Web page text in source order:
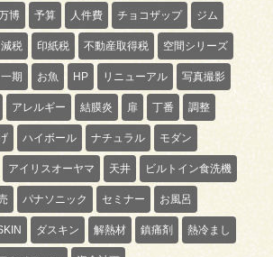
博 予算 人件費 チョコザップ ジム
減税 印紙税 不動産取得税 空間シリーズ
一期 お魚 HP リニューアル 写真撮影
アレルギー 結膜炎 扉 丁番 調整
ハイボール ナチュラル モダン
アイリスオーヤマ 天井 ビルトイン食洗機
パナソニック セミナー お風呂
ダスキン 解熱材 鎮痛剤 熱冷まし